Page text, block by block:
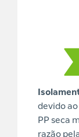
devido
PP seca
razão